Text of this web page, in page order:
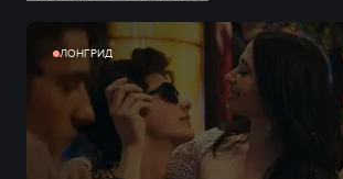
ЛОНГРИД